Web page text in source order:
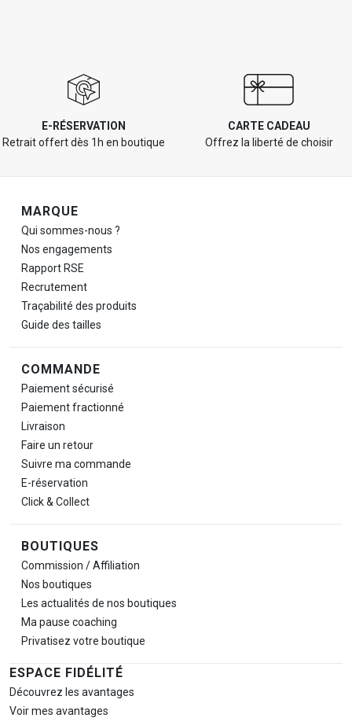
E-RÉSERVATION
Retrait offert dès 1h en boutique
CARTE CADEAU
Offrez la liberté de choisir
Navigation de pied de page
MARQUE
Qui sommes-nous ?
Nos engagements
Rapport RSE
Recrutement
Traçabilité des produits
Guide des tailles
COMMANDE
Paiement sécurisé
Paiement fractionné
Livraison
Faire un retour
Suivre ma commande
E-réservation
Click & Collect
BOUTIQUES
Commission / Affiliation
Nos boutiques
Les actualités de nos boutiques
Ma pause coaching
Privatisez votre boutique
ESPACE FIDÉLITÉ
Découvrez les avantages
Voir mes avantages